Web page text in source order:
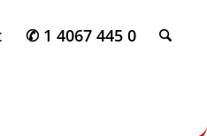
✆ 1 4067 445 0